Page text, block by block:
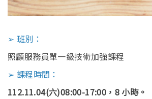
➢ 班別：
照顧服務員單一級技術加強課程
➢ 課程時間：
112.11.04(六)08:00-17:00，8 小時。